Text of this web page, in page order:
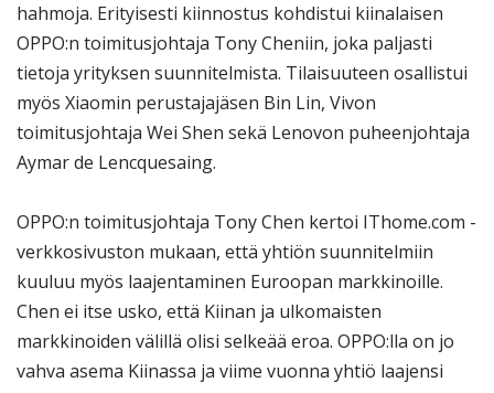
hahmoja. Erityisesti kiinnostus kohdistui kiinalaisen
OPPO:n toimitusjohtaja Tony Cheniin, joka paljasti
tietoja yrityksen suunnitelmista. Tilaisuuteen osallistui
myös Xiaomin perustajajäsen Bin Lin, Vivon
toimitusjohtaja Wei Shen sekä Lenovon puheenjohtaja
Aymar de Lencquesaing.
OPPO:n toimitusjohtaja Tony Chen kertoi IThome.com -
verkkosivuston mukaan, että yhtiön suunnitelmiin
kuuluu myös laajentaminen Euroopan markkinoille.
Chen ei itse usko, että Kiinan ja ulkomaisten
markkinoiden välillä olisi selkeää eroa. OPPO:lla on jo
vahva asema Kiinassa ja viime vuonna yhtiö laajensi